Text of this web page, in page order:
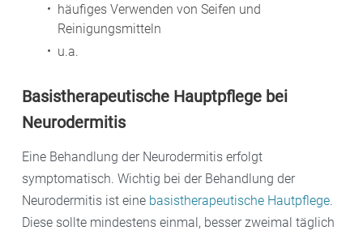
häufiges Verwenden von Seifen und
Reinigungsmitteln
u.a.
Basistherapeutische Hauptpflege bei
Neurodermitis
Eine Behandlung der Neurodermitis erfolgt
symptomatisch. Wichtig bei der Behandlung der
Neurodermitis ist eine basistherapeutische Hautpflege.
Diese sollte mindestens einmal, besser zweimal täglich